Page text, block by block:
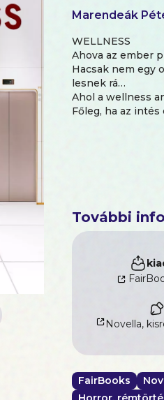
Marendeák
WELLNESS
Ahova az ember
Hacsak nem egy
lesnek rá…
Ahol a wellness
Főleg, ha az
További
Novella,
FairBooks